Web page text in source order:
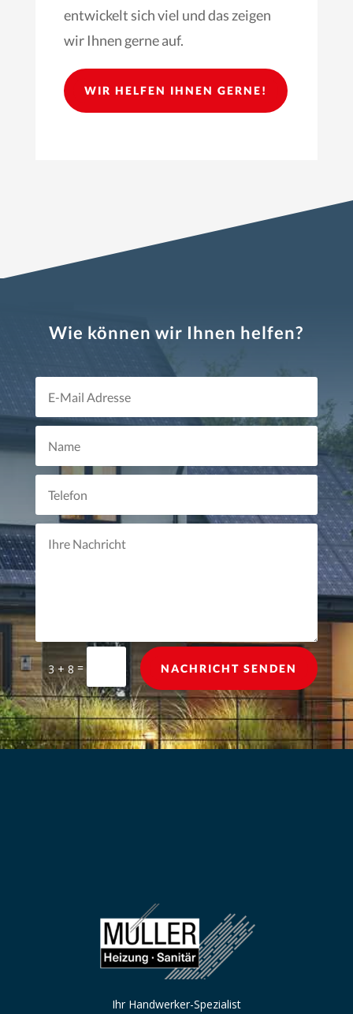
entwickelt sich viel und das zeigen
wir Ihnen gerne auf.
WIR HELFEN IHNEN GERNE!
Wie können wir Ihnen helfen?
3 + 8 = NACHRICHT SENDEN
Ihr Handwerker-Spezialist